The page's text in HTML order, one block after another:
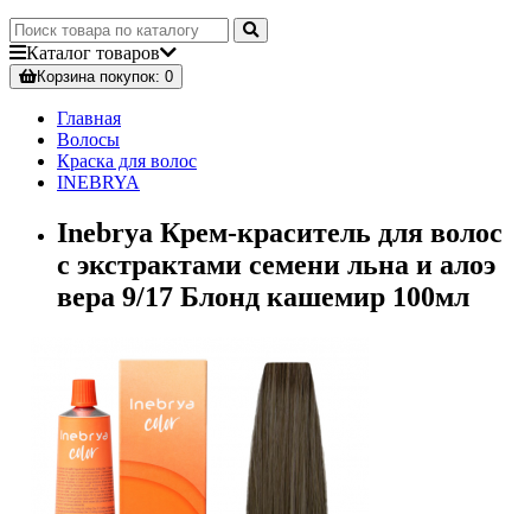
Каталог товаров
Корзинапокупок: 0
Главная
Волосы
Краска для волос
INEBRYA
Inebrya Крем-краситель для волос
с экстрактами семени льна и алоэ
вера 9/17 Блонд кашемир 100мл